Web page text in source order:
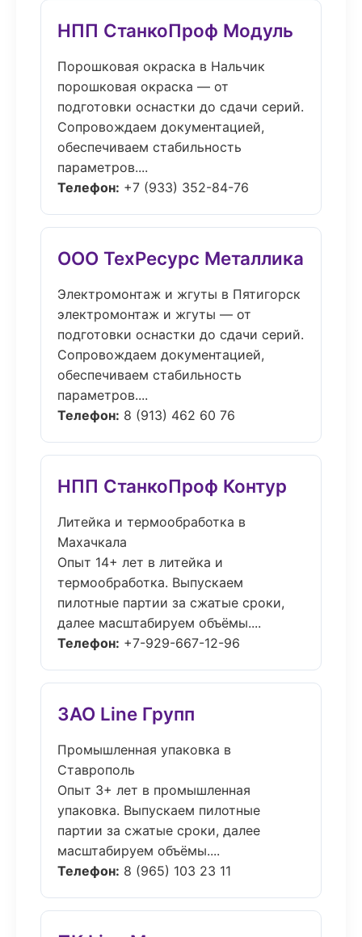
НПП СтанкоПроф Модуль
Порошковая окраска в Нальчик
порошковая окраска — от
подготовки оснастки до сдачи серий.
Сопровождаем документацией,
обеспечиваем стабильность
параметров....
Телефон: +7 (933) 352-84-76
ООО ТехРесурс Металлика
Электромонтаж и жгуты в Пятигорск
электромонтаж и жгуты — от
подготовки оснастки до сдачи серий.
Сопровождаем документацией,
обеспечиваем стабильность
параметров....
Телефон: 8 (913) 462 60 76
НПП СтанкоПроф Контур
Литейка и термообработка в
Махачкала
Опыт 14+ лет в литейка и
термообработка. Выпускаем
пилотные партии за сжатые сроки,
далее масштабируем объёмы....
Телефон: +7-929-667-12-96
ЗАО Line Групп
Промышленная упаковка в
Ставрополь
Опыт 3+ лет в промышленная
упаковка. Выпускаем пилотные
партии за сжатые сроки, далее
масштабируем объёмы....
Телефон: 8 (965) 103 23 11